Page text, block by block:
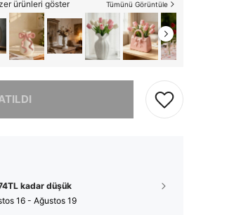
ürünleri göster Tümünü Görüntüle
kadar düşük
16 - Ağustos 19